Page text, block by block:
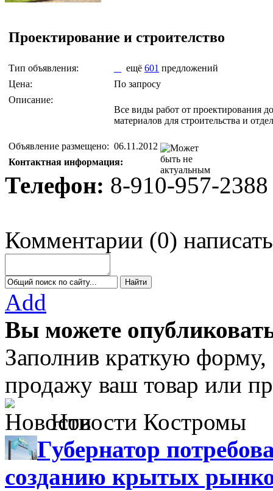
Проектирование и строителство
Тип объявления: ещё 601 предложений
Цена:
По запросу
Описание:
Все виды работ от проектирования
материалов для строительства и
Объявление размещено: 06.11.2012
Контактная информация:
Телефон: 8-910-957-2388
Комментарии (0) написать
Add
Вы можете
Заполнив краткую
продажу ваш товар или
Новости Костромы
Губернатор
созданию крытых